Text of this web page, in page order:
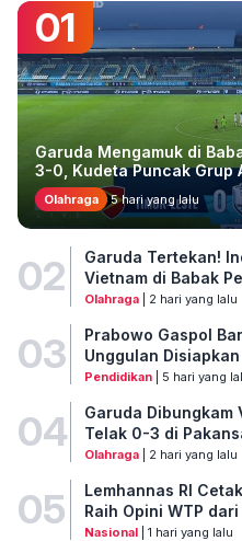
01
Garuda Mengamuk di
3-0, Kudeta Puncak Grup
Olahraga 5 hari yang lalu
02
Garuda Tertekan!
Vietnam di Babak
Olahraga| 2 hari yang lalu
03
Prabowo Gaspol
Unggulan
Pendidikan| 5 hari yang
04
Garuda Dibungkam
Telak 0-3 di
Olahraga| 2 hari yang lalu
05
Lemhannas RI
Raih Opini WTP dari
Nasional| 1 hari yang lalu